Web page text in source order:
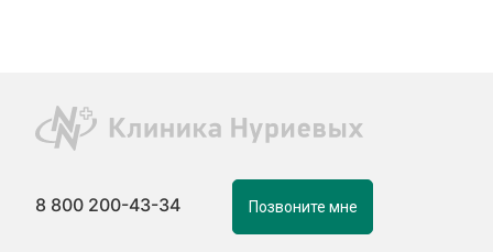
8 800 200-43-34 Позвоните мне